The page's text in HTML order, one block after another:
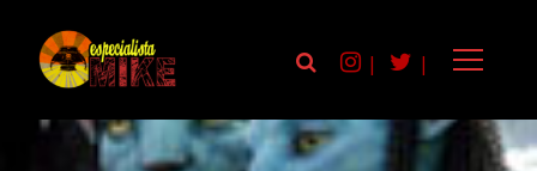
| |